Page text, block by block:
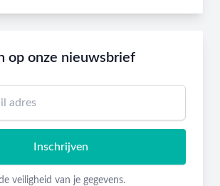
op onze nieuwsbrief
Inschrijven
veiligheid van je gegevens.